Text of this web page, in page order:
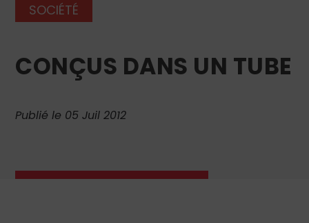
SOCIÉTÉ
CONÇUS DANS UN TUBE
Publié le 05 Juil 2012